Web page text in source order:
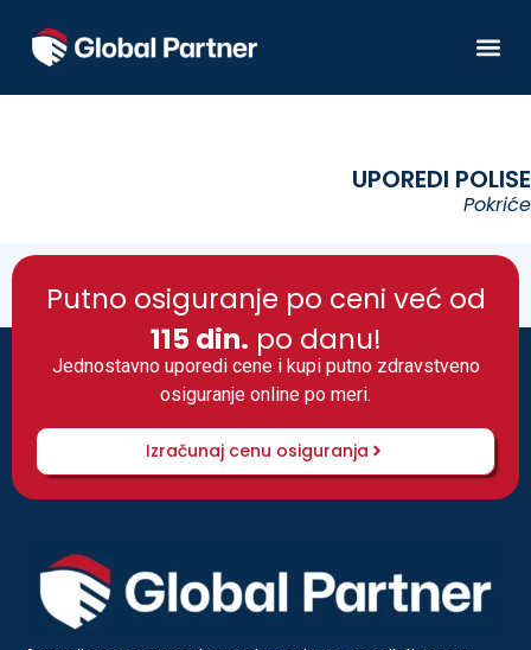
UPOREDI POLISE
Pokriće
Putno osiguranje po ceni već od
115 din. po danu!
Jednostavno uporedi cene i kupi putno zdravstveno
osiguranje online po meri.
Izračunaj cenu osiguranja